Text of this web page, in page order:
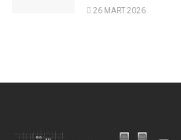
26 MART 2026